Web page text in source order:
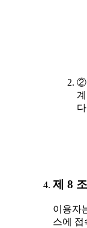
②
제 8
이용자
스에 접